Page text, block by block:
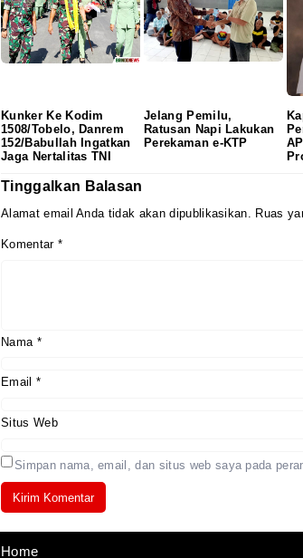
Kunker Ke Kodim
1508/Tobelo, Danrem
152/Babullah Ingatkan
Jaga Nertalitas TNI
Jelang Pemilu,
Ratusan Napi Lakukan
Perekaman e-KTP
Tinggalkan Balasan
Alamat email Anda tidak akan dipublikasikan. Ruas
Komentar *
Nama *
Email *
Situs Web
Simpan nama, email, dan situs web saya pada
Home